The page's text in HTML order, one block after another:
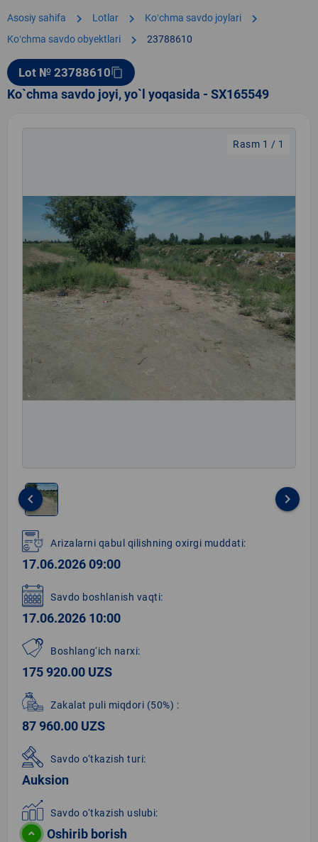
Asosiy sahifa chevron_right Lotlar chevron_right Koʻchma savdo joylari chevron_right
Koʻchma savdo obyektlari chevron_right 23788610
Lot № 23788610content_copy
Ko`chma savdo joyi, yo`l yoqasida - SX165549
Rasm 1 / 1
1
of
1
keyboard_arrow_left keyboard_arrow_right
Arizalarni qabul qilishning oxirgi muddati:
17.06.2026 09:00
Savdo boshlanish vaqti:
17.06.2026 10:00
Boshlang‘ich narxi:
175 920.00 UZS
Zakalat puli miqdori (50%) :
87 960.00 UZS
Savdo o‘tkazish turi:
Auksion
Savdo o‘tkazish uslubi:
Oshirib borish